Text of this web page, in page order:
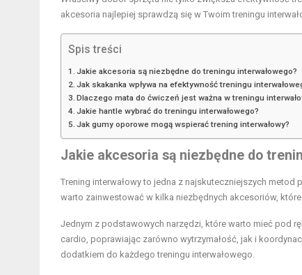
akcesoria najlepiej sprawdzą się w Twoim treningu
Spis treści
Jakie akcesoria są niezbędne do treningu interwałowego?
Jak skakanka wpływa na efektywność treningu
Dlaczego mata do ćwiczeń jest ważna w treningu
Jakie hantle wybrać do treningu interwałowego?
Jak gumy oporowe mogą wspierać trening interwałowy?
Jakie akcesoria są niezbędne do
Trening interwałowy to jedna z najskuteczniejszych
warto zainwestować w kilka niezbędnych akcesoriów,
Jednym z podstawowych narzędzi, które warto mieć pod
cardio, poprawiając zarówno wytrzymałość, jak i
dodatkiem do każdego treningu interwałowego.